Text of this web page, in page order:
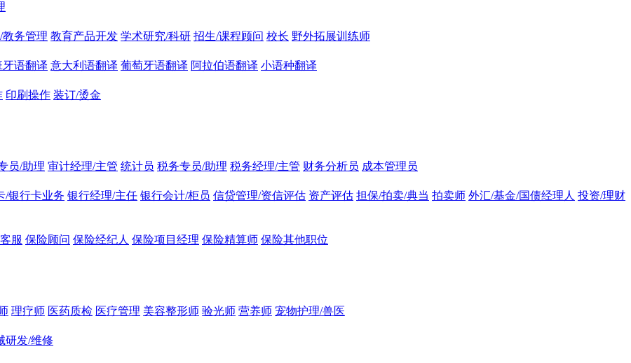
教务管理 教育产品开发 学术研究/科研 招生/课程顾问 校长 野外拓展训练师
牙语翻译 意大利语翻译 葡萄牙语翻译 阿拉伯语翻译 小语种翻译
印刷操作 装订/烫金
员/助理 审计经理/主管 统计员 税务专员/助理 税务经理/主管 财务分析员 成本管理员
/银行卡业务 银行经理/主任 银行会计/柜员 信贷管理/资信评估 资产评估 担保/拍卖/典当 拍卖师 外汇/基金/国债经理人 投资/理财
服 保险顾问 保险经纪人 保险项目经理 保险精算师 保险其他职位
理疗师 医药质检 医疗管理 美容整形师 验光师 营养师 宠物护理/兽医
研发/维修